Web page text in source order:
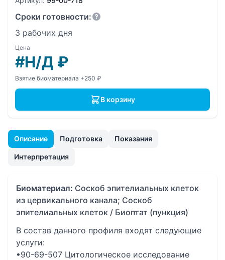
Описание Подготовка Показания
Интерпретация
Биоматериал: Соскоб эпителиальных клеток
из цервикального канала; Соскоб
эпителиальных клеток / Биоптат (пункция)
В состав данного профиля входят следующие
услуги:
•90-69-507 Цитологическое исследование
Сроки готовности:
3 рабочих дня
Цена
#Н/Д ₽
Взятие биоматериала +250 ₽
В корзину